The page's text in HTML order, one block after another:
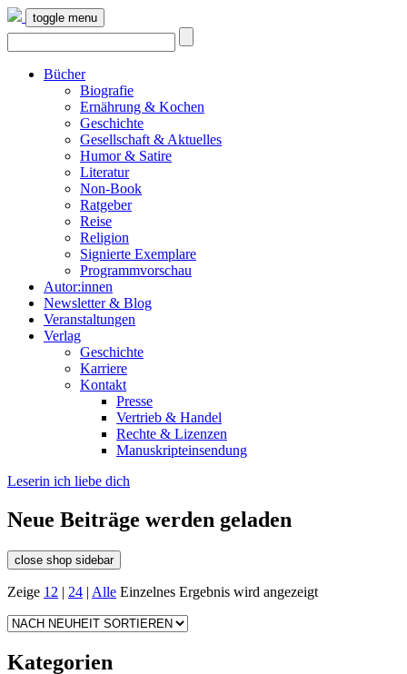
toggle menu
Bücher
Biografie
Ernährung & Kochen
Geschichte
Gesellschaft & Aktuelles
Humor & Satire
Literatur
Non-Book
Ratgeber
Reise
Religion
Signierte Exemplare
Programmvorschau
Autor:innen
Newsletter & Blog
Veranstaltungen
Verlag
Geschichte
Karriere
Kontakt
Presse
Vertrieb & Handel
Rechte & Lizenzen
Manuskripteinsendung
Leserin ich liebe dich
Neue Beiträge werden geladen
close shop sidebar
Zeige 12 | 24 | Alle Einzelnes Ergebnis wird angezeigt
Kategorien